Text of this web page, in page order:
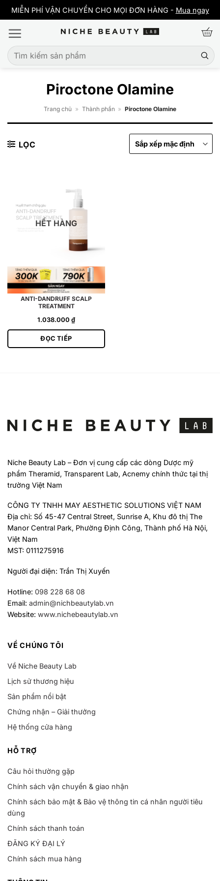
qua
nội
MIỄN PHÍ VẬN CHUYỂN CHO MỌI ĐƠN HÀNG - Mua ngay
Tìm
kiếm:
Piroctone Olamine
Trang chủ » Thành phần » Piroctone Olamine
HẾT HÀNG
ANTI-DANDRUFF SCALP
TREATMENT
1.038.000 ₫
ĐỌC TIẾP
LỌC
Niche Beauty Lab – Đơn vị cung cấp các dòng Dược mỹ
phẩm Theramid, Transparent Lab, Acnemy chính thức tại thị
trường Việt Nam
CÔNG TY TNHH MAY AESTHETIC SOLUTIONS VIỆT NAM
Địa chỉ: Số 45-47 Central Street, Sunrise A, Khu đô thị The
Manor Central Park, Phường Định Công, Thành phố Hà Nội,
Việt Nam
MST: 0111275916
Người đại diện: Trần Thị Xuyến
Hotline: 098 228 68 08
Email: admin@nichbeautylab.vn
Website: www.nichebeautylab.vn
VỀ CHÚNG TÔI
Về Niche Beauty Lab
Lịch sử thương hiệu
Sản phẩm nổi bật
Chứng nhận – Giải thưởng
Hệ thống cửa hàng
HỖ TRỢ
Câu hỏi thường gặp
Chính sách vận chuyển & giao nhận
Chính sách bảo mật & Bảo vệ thông tin cá nhân người tiêu
dùng
Chính sách thanh toán
ĐĂNG KÝ ĐẠI LÝ
Chính sách mua hàng